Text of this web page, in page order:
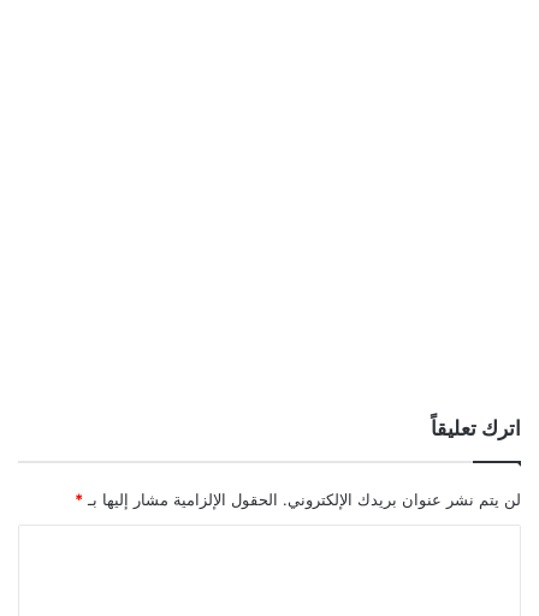
اترك تعليقاً
لن يتم نشر عنوان بريدك الإلكتروني. الحقول الإلزامية مشار إليها بـ *